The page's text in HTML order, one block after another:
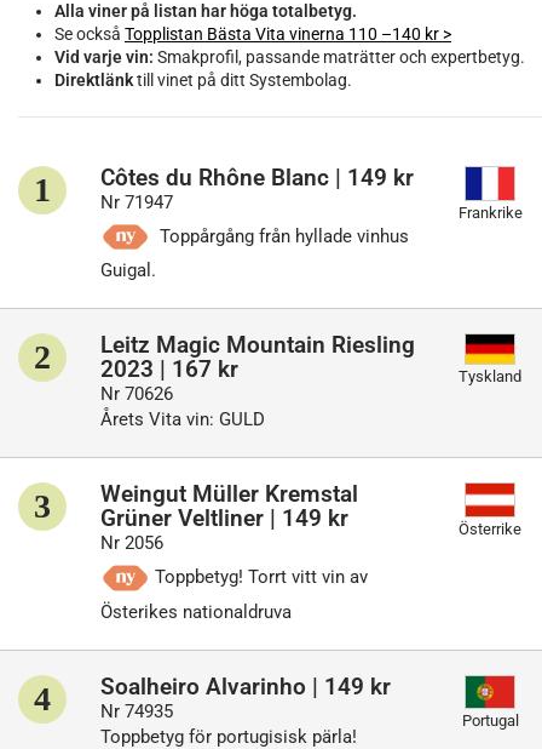
Alla viner på listan har höga totalbetyg.
Se också Topplistan Bästa Vita vinerna 110 –140 kr >
Vid varje vin: Smakprofil, passande maträtter och expertbetyg.
Direktlänktill vinet på ditt Systembolag.
1 Côtes du Rhône Blanc | 149 kr
Nr 71947
Toppårgång från hyllade vinhus
Guigal.
Frankrike
2
Leitz Magic Mountain Riesling
2023 | 167 kr
Nr 70626
Årets Vita vin: GULD
Tyskland
3
Weingut Müller Kremstal
Grüner Veltliner | 149 kr
Nr 2056
Toppbetyg! Torrt vitt vin av
Österikes nationaldruva
Österrike
4 Soalheiro Alvarinho | 149 kr
Nr 74935
Toppbetyg för portugisisk pärla!
Portugal